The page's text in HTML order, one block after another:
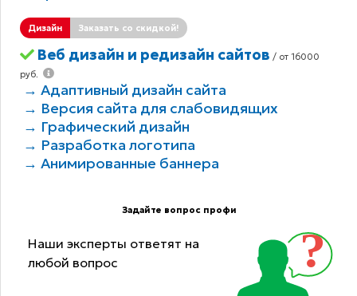
Дизайн Заказать со скидкой!
Веб дизайн и редизайн сайтов / от 16000
руб.
→ Адаптивный дизайн сайта
→ Версия сайта для слабовидящих
→ Графический дизайн
→ Разработка логотипа
→ Анимированные баннера
Задайте вопрос профи
Наши эксперты ответят на
любой вопрос